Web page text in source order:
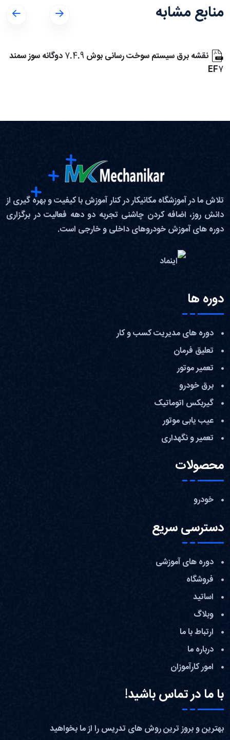
منابع مشابه
نقشه برق سیستم سوخت رسانی بوش 7.4.9 دوگانه سوز سمند
EF7
تلاش ما در آموزشگاه مکانیکار در کنار آموزش با کیفیت و بهره گیری از
دانش روز، اضافه کردن چاشنی تجربه دو دهه فعالیت در برگزاری
دوره های آموزش خودروهای داخلی و خارجی است.
دوره ها
دوره های مدیریت کسب و کار
تعلیق فرمان
تعمیر موتور
برق خودرو
گیربکس اتوماتیک
عیب یابی موتور
تعمیر و نگهداری
محصولات
خودرو
دسترسی سریع
دوره های آموزشی
فروشگاه
اساتید
وبلاگ
ارتباط با ما
درباره ما
امور کارآموزان
با ما در تماس باشید!
بهترین و بروز ترین روش های تدریس را از ما بخواهید